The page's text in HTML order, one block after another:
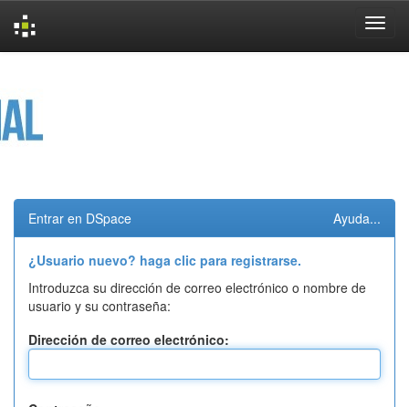
Entrar en DSpace Ayuda...
¿Usuario nuevo? haga clic para registrarse.
Introduzca su dirección de correo electrónico o nombre de
usuario y su contraseña:
Dirección de correo electrónico: